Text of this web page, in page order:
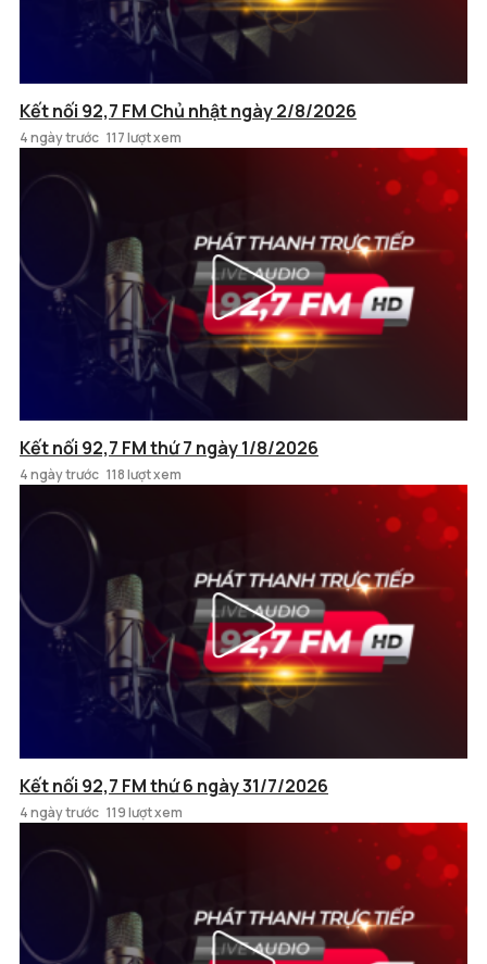
Kết nối 92,7 FM Chủ nhật ngày 2/8/2026
4 ngày trước 117 lượt xem
Kết nối 92,7 FM thứ 7 ngày 1/8/2026
4 ngày trước 118 lượt xem
Kết nối 92,7 FM thứ 6 ngày 31/7/2026
4 ngày trước 119 lượt xem